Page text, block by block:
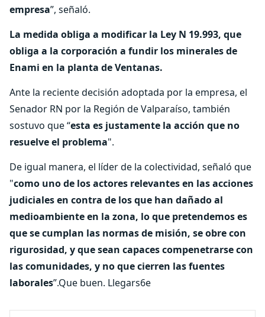
empresa”, señaló.
La medida obliga a modificar la Ley N 19.993, que
obliga a la corporación a fundir los minerales de
Enami en la planta de Ventanas.
Ante la reciente decisión adoptada por la empresa, el
Senador RN por la Región de Valparaíso, también
sostuvo que “esta es justamente la acción que no
resuelve el problema".
De igual manera, el líder de la colectividad, señaló que
"como uno de los actores relevantes en las acciones
judiciales en contra de los que han dañado al
medioambiente en la zona, lo que pretendemos es
que se cumplan las normas de misión, se obre con
rigurosidad, y que sean capaces compenetrarse con
las comunidades, y no que cierren las fuentes
laborales”.Que buen. Llegars6e